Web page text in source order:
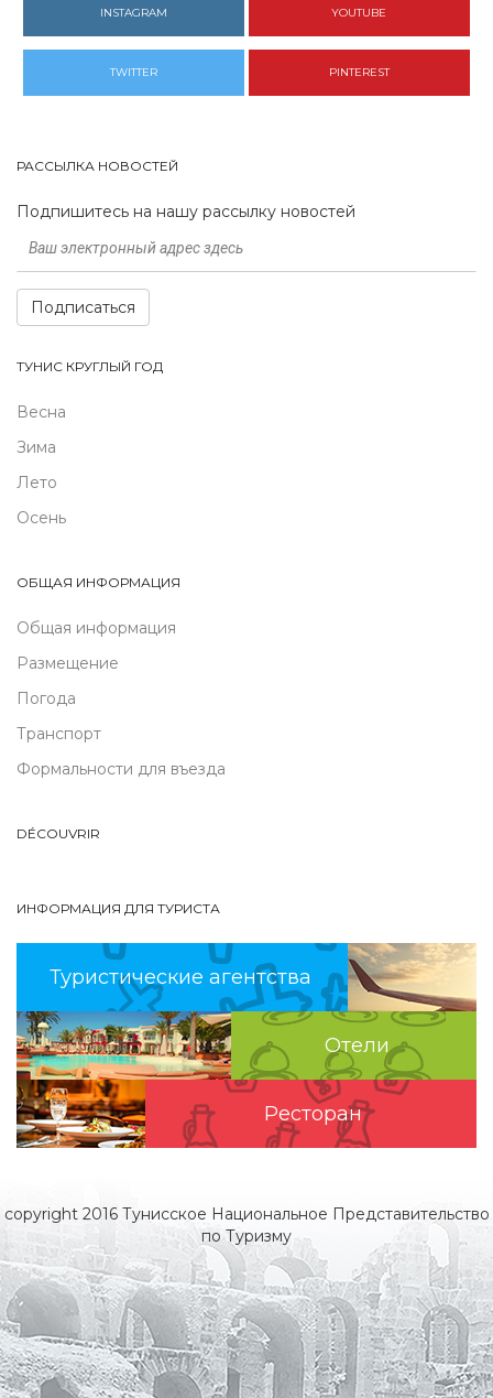
INSTAGRAM YOUTUBE
TWITTER PINTEREST
РАССЫЛКА НОВОСТЕЙ
Подпишитесь на нашу рассылку новостей
Подписаться
ТУНИС КРУГЛЫЙ ГОД
Весна
Зима
Лето
Осень
ОБЩАЯ ИНФОРМАЦИЯ
Общая информация
Размещение
Погода
Транспорт
Формальности для въезда
DÉCOUVRIR
ИНФОРМАЦИЯ ДЛЯ ТУРИСТА
Туристические агентства
Отели
Pесторан
copyright 2016 Тунисское Национальное Представительство
по Туризму